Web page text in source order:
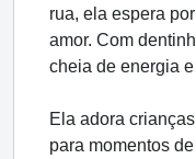
rua, ela espera
amor. Com
cheia de energia
Ela adora
para momentos